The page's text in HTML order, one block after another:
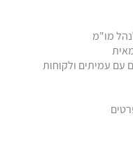
מו"מ
עם עמיתים ולקוחות